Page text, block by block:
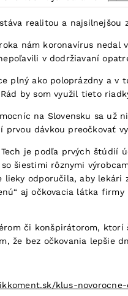
realitou a najsilnejšou
nám koronavírus
v dodržiavaní
plný ako poloprázdny a v
by som využil tieto
na Slovensku sa už
prvou dávkou preočkovať
je podľa prvých štúdií
šiestimi rôznymi
lieky odporučila, aby
aj očkovacia látka
či konšpirátorom,
že bez očkovania lepšie
klus-